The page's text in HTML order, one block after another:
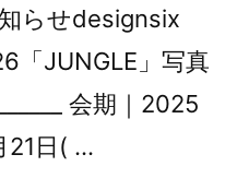
らせdesignsix
JUNGLE」写真
会期｜2025
21日( …